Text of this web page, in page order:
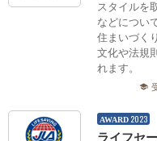
スタイルを
などについ
住まいづく
文化や法規
れます。
school
AWARD 2023
ライフセ